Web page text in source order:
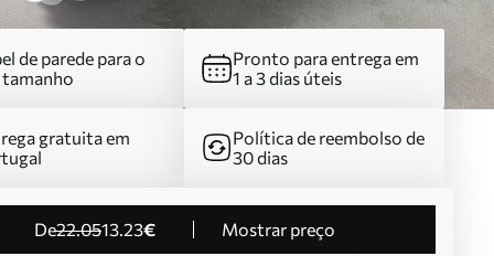
de parede para o
tamanho
Pronto para entrega em
1 a 3 dias úteis
gratuita em
Política de reembolso de
30 dias
de22.0513.23€
Mostrar preço